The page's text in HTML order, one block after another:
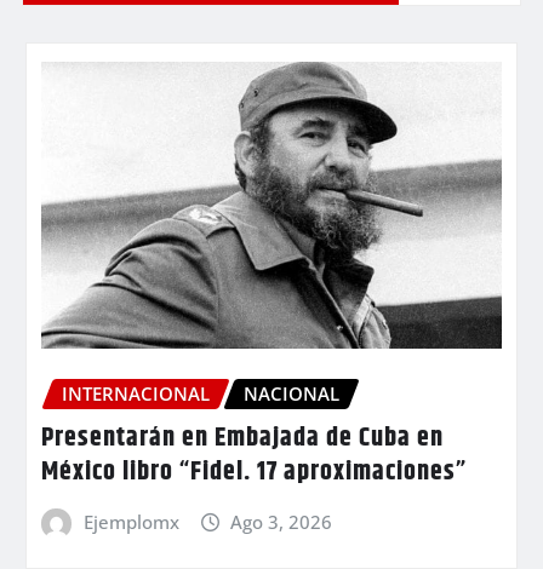
INTERNACIONAL NACIONAL
Presentarán en Embajada de Cuba en
México libro “Fidel. 17 aproximaciones”
Ejemplomx Ago 3, 2026